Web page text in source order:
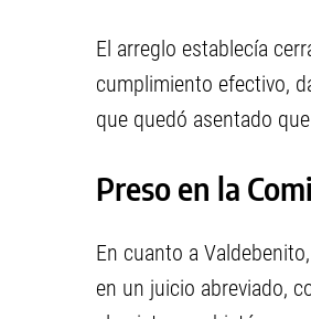
El arreglo establecía
cumplimiento efectivo,
que quedó asentado
Preso en la
En cuanto a
en un juicio abreviado,